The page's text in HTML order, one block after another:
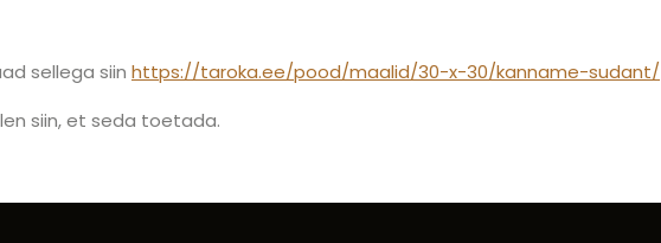
sellega siin https://taroka.ee/pood/maalid/30-x-30/kanname-sudant/
siin, et seda toetada.